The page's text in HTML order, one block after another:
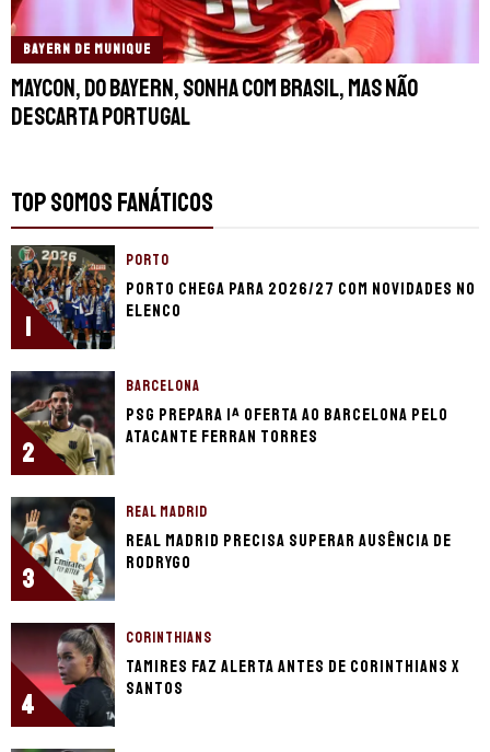
BAYERN DE MUNIQUE
Maycon, do Bayern, sonha com Brasil, mas não
descarta Portugal
TOP SOMOS FANÁTICOS
1
PORTO
Porto chega para 2026/27 com novidades no
elenco
2
BARCELONA
PSG prepara 1ª oferta ao Barcelona pelo
atacante Ferran Torres
3
REAL MADRID
Real Madrid precisa superar ausência de
Rodrygo
4
CORINTHIANS
Tamires faz alerta antes de Corinthians x
Santos